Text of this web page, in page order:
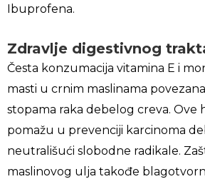
Ibuprofena.
Zdravlje digestivnog
Česta konzumacija vitamina E i
masti u crnim maslinama
stopama raka debelog creva. Ove
pomažu u prevenciji karcinoma
neutrališući slobodne radikale.
maslinovog ulja takođe